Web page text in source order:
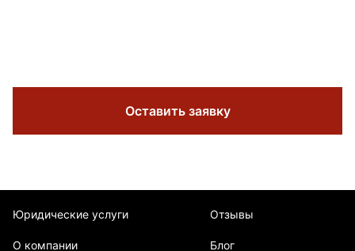
Оставить заявку
Юридические услуги
О компании
Отзывы
Блог